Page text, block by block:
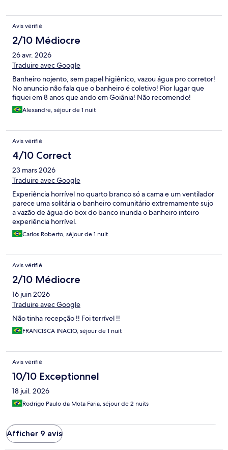
Avis vérifié
2/10 Médiocre
26 avr. 2026
Traduire avec Google
Banheiro nojento, sem papel higiênico, vazou água pro corretor!
No anuncio não fala que o banheiro é coletivo! Pior lugar que
fiquei em 8 anos que ando em Goiânia! Não recomendo!
Alexandre, séjour de 1 nuit
Avis vérifié
4/10 Correct
23 mars 2026
Traduire avec Google
Experiência horrível no quarto branco só a cama e um ventilador
parece uma solitária o banheiro comunitário extremamente sujo
a vazão de água do box do banco inunda o banheiro inteiro
experiência horrível.
Carlos Roberto, séjour de 1 nuit
Avis vérifié
2/10 Médiocre
16 juin 2026
Traduire avec Google
Não tinha recepção !! Foi terrível !!
FRANCISCA INACIO, séjour de 1 nuit
Avis vérifié
10/10 Exceptionnel
18 juil. 2026
Rodrigo Paulo da Mota Faria, séjour de 2 nuits
Afficher 9 avis